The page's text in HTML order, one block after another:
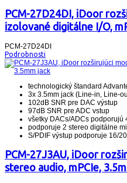
PCM-27D24DI, iDoor
izolované digitálne I/O,
PCM-27D24DI
Podrobnosti
technologický štandard
3x 3.5mm jack (Line-in, Line-
102dB SNR pre DAC výstup
97dB SNR pre ADC vstup
všetky DACs/ADCs podporujú
podporuje 2 stereo digitálne
S/PDIF výstup podporuje 16/
PCM-27J3AU, iDoor
stereo audio, mPCIe,